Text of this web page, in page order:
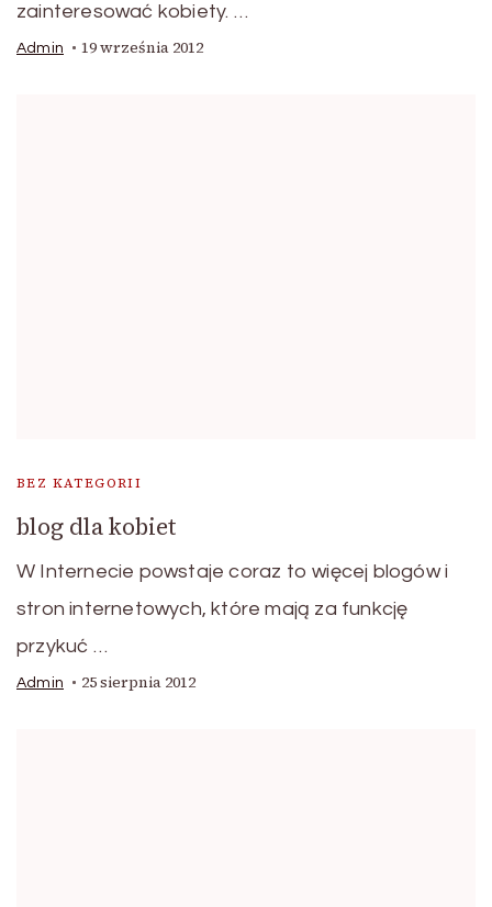
zainteresować kobiety. …
Admin 19 września 2012
BEZ KATEGORII
blog dla kobiet
W Internecie powstaje coraz to więcej blogów i
stron internetowych, które mają za funkcję
przykuć …
Admin 25 sierpnia 2012